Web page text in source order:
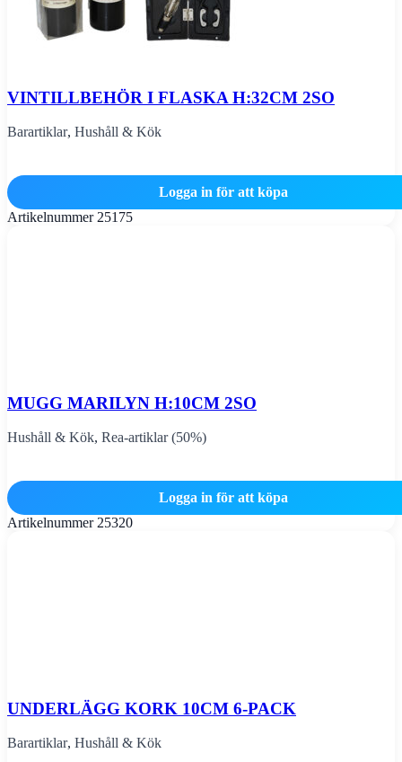
VINTILLBEHÖR I FLASKA H:32CM 2SO
Barartiklar, Hushåll & Kök
Logga in för att köpa
Artikelnummer 25175
MUGG MARILYN H:10CM 2SO
Hushåll & Kök, Rea-artiklar (50%)
Logga in för att köpa
Artikelnummer 25320
UNDERLÄGG KORK 10CM 6-PACK
Barartiklar, Hushåll & Kök